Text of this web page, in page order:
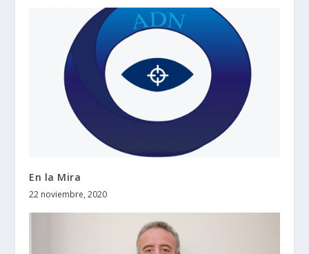
En la Mira
22 noviembre, 2020